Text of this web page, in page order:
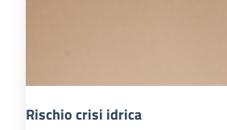
Rischio crisi idrica